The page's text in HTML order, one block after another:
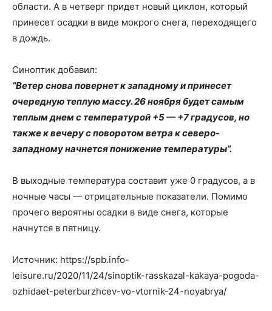
области. А в четверг придет новый циклон, который
принесет осадки в виде мокрого снега, переходящего
в дождь.
Синоптик добавил:
“Ветер снова повернет к западному и принесет
очередную теплую массу. 26 ноября будет самым
теплым днем ​​с температурой +5 — +7 градусов, но
также к вечеру с поворотом ветра к северо-
западному начнется понижение температуры”.
В выходные температура составит уже 0 градусов, а в
ночные часы — отрицательные показатели. Помимо
прочего вероятны осадки в виде снега, которые
начнутся в пятницу.
Источник: https://spb.info-
leisure.ru/2020/11/24/sinoptik-rasskazal-kakaya-pogoda-
ozhidaet-peterburzhcev-vo-vtornik-24-noyabrya/